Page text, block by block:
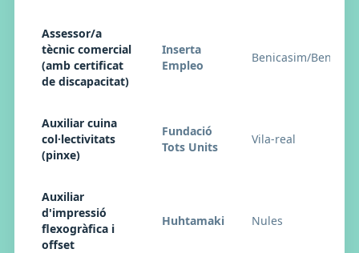
Assessor/a
tècnic comercial
(amb certificat
de discapacitat)
Inserta
Empleo
Benicasim/
Auxiliar cuina
col·lectivitats
(pinxe)
Fundació
Tots Units
Vila-real
Auxiliar
d'impressió
flexogràfica i
offset
Huhtamaki Nules